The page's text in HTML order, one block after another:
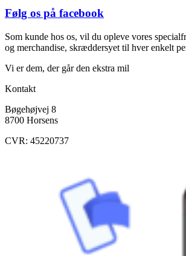
Følg os på facebook
Som kunde hos os, vil du opleve vores
og merchandise, skræddersyet til hver enkelt
Vi er dem, der går den ekstra mil
Kontakt
Bøgehøjvej 8
8700 Horsens
CVR: 45220737